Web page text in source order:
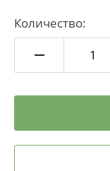
Количество: